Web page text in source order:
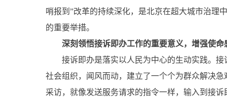
哨报到”改革的持续深化，是北京在超大城市治理
的重要举措。
深刻领悟接诉即办工作的重要意义，增强使命
接诉即办是落实以人民为中心的生动实践。接
社会组织，闻风而动，建立了一个个为群众解决
采访，就像发送服务请求的指令一样，输入到接